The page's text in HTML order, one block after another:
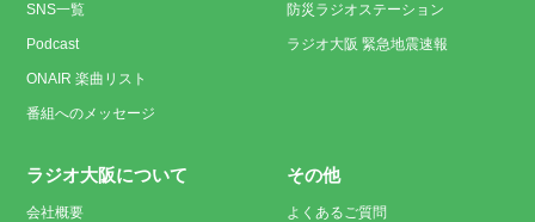
SNS一覧
Podcast
ONAIR 楽曲リスト
番組へのメッセージ
防災ラジオステーション
ラジオ大阪 緊急地震速報
ラジオ大阪について
会社概要
その他
よくあるご質問